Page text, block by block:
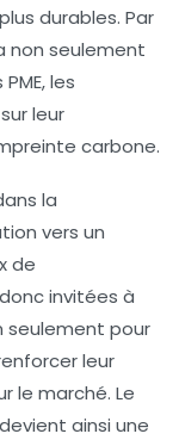
durables. Par
non seulement
les
leur
carbone.
la
vers un
de
invitées à
seulement pour
leur
le marché. Le
ainsi une